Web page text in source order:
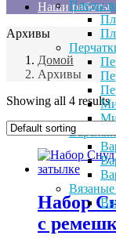
Пледы
Наши работы
Архивы
Домой
Архивы
Showing all 4 results
Набор
с